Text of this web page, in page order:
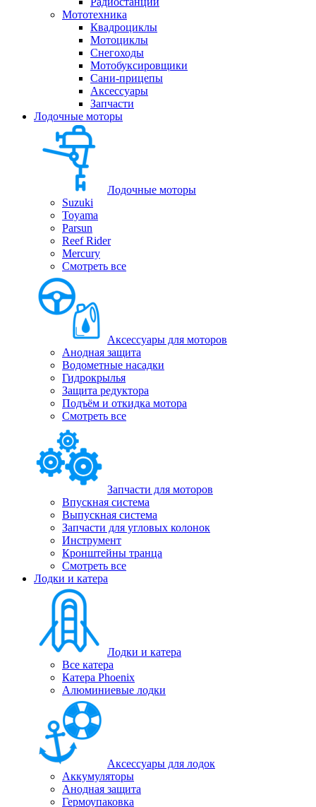
Мототехника
Квадроциклы
Мотоциклы
Снегоходы
Мотобуксировщики
Сани-прицепы
Аксессуары
Запчасти
Лодочные моторы
Лодочные моторы
Suzuki
Toyama
Parsun
Reef Rider
Mercury
Смотреть все
Аксессуары для моторов
Анодная защита
Водометные насадки
Гидрокрылья
Защита редуктора
Подъём и откидка мотора
Смотреть все
Запчасти для моторов
Впускная система
Выпускная система
Запчасти для угловых колонок
Инструмент
Кронштейны транца
Смотреть все
Лодки и катера
Лодки и катера
Все катера
Катера Phoenix
Алюминиевые лодки
Аксессуары для лодок
Аккумуляторы
Анодная защита
Гермоупаковка